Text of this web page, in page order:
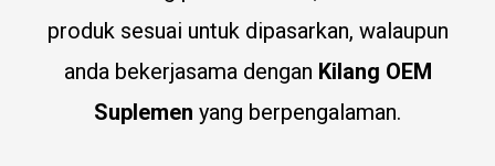
produk sesuai untuk dipasarkan, walaupun
anda bekerjasama dengan Kilang OEM
Suplemen yang berpengalaman.